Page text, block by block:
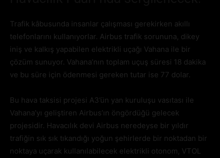
Trafik kâbusunda insanlar çalışması gerekirken akıllı
telefonlarını kullanıyorlar. Airbus trafik sorununa, dikey
iniş ve kalkış yapabilen elektrikli uçağı Vahana ile bir
çözüm sunuyor. Vahana’nın toplam uçuş süresi 18 dakika
ve bu süre için ödenmesi gereken tutar ise 77 dolar.
Bu hava taksisi projesi A3’ün yan kuruluşu vasıtası ile
Vahana’yı geliştiren Airbus’ın öngördüğü gelecek
projesidir. Havacılık devi Airbus neredeyse bir yıldır
trafiğin sık sık tıkandığı yoğun şehirlerde bir noktadan bir
noktaya uçarak kullanılabilecek elektrikli otonom, VTOL